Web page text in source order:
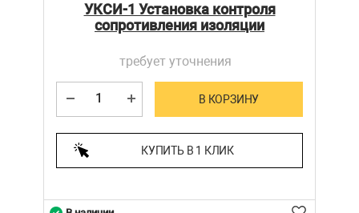
УКСИ-1 Установка контроля
сопротивления изоляции
требует уточнения
В КОРЗИНУ
КУПИТЬ В 1 КЛИК